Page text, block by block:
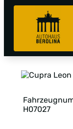
H07027